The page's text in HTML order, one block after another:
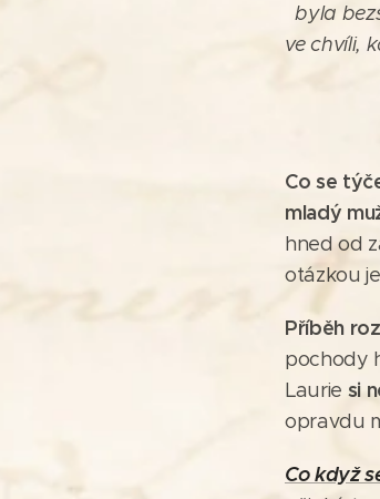
byla
ve chvíli,
Co se
mladý
hned od
otázkou
Příběh
pochody
Laurie si
opravdu
Co když